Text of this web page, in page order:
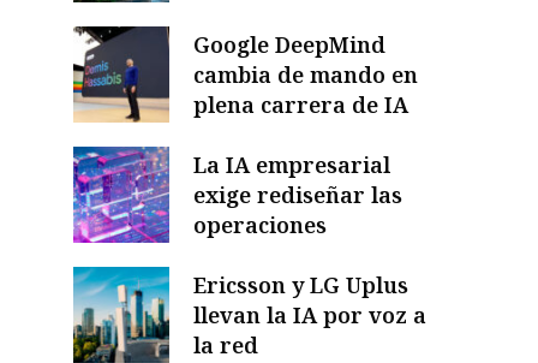
Google DeepMind
cambia de mando en
plena carrera de IA
La IA empresarial
exige rediseñar las
operaciones
Ericsson y LG Uplus
llevan la IA por voz a
la red